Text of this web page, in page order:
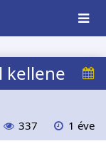
kellene
337 1 éve